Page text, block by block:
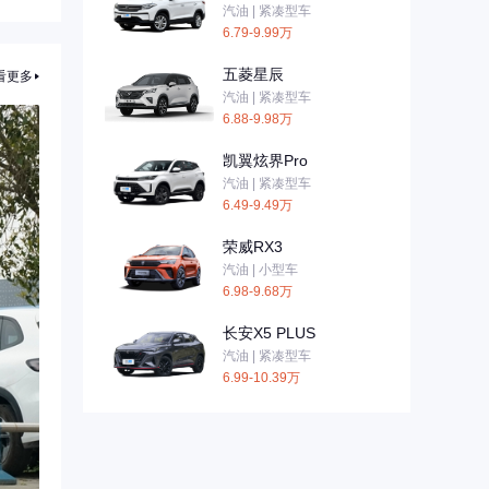
更多
汽油 | 紧凑型车
6.79-9.99万
五菱星辰
汽油 | 紧凑型车
6.88-9.98万
凯翼炫界Pro
汽油 | 紧凑型车
6.49-9.49万
荣威RX3
汽油 | 小型车
6.98-9.68万
长安X5 PLUS
汽油 | 紧凑型车
6.99-10.39万